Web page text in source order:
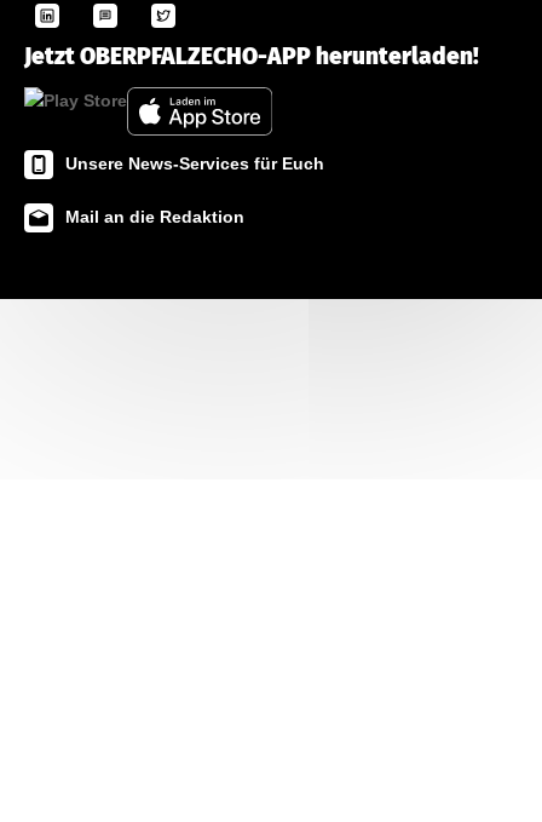
Jetzt OBERPFALZECHO-APP herunterladen!
Unsere News-Services für Euch
Mail an die Redaktion